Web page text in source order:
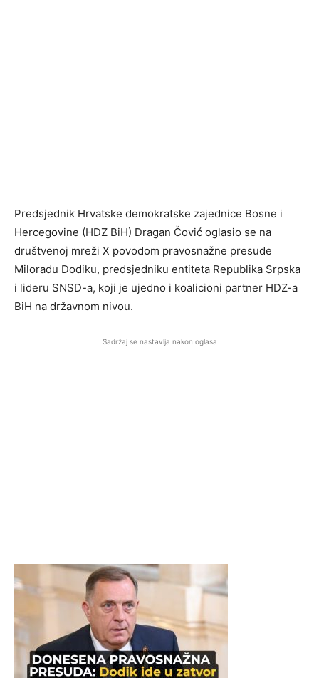
Predsjednik Hrvatske demokratske zajednice Bosne i
Hercegovine (HDZ BiH) Dragan Čović oglasio se na
društvenoj mreži X povodom pravosnažne presude
Miloradu Dodiku, predsjedniku entiteta Republika Srpska
i lideru SNSD-a, koji je ujedno i koalicioni partner HDZ-a
BiH na državnom nivou.
Sadržaj se nastavlja nakon oglasa